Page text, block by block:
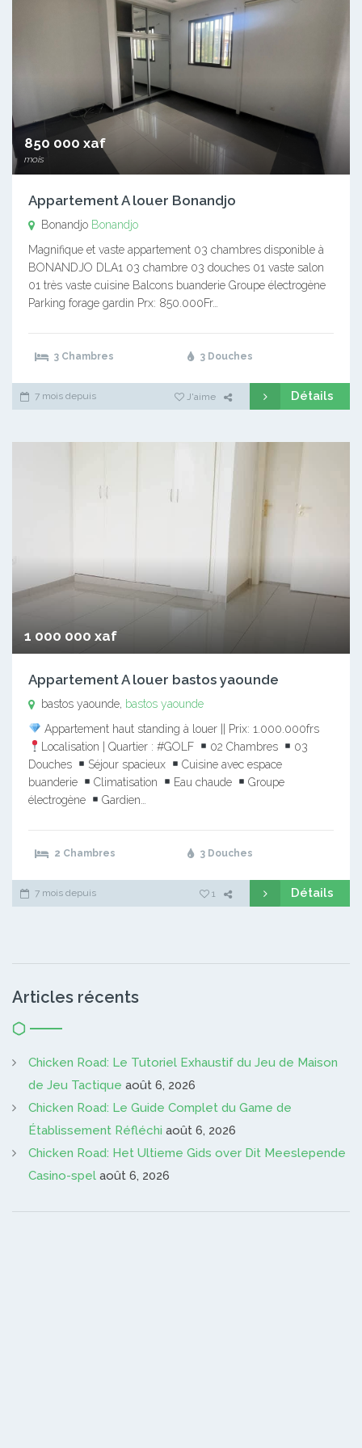
850 000 xaf
mois
Appartement A louer Bonandjo
Bonandjo Bonandjo
Magnifique et vaste appartement 03 chambres disponible à
BONANDJO DLA1 03 chambre 03 douches 01 vaste salon
01 très vaste cuisine Balcons buanderie Groupe électrogène
Parking forage gardin Prx: 850.000Fr…
3 Chambres 3 Douches
7 mois depuis J'aime Détails
1 000 000 xaf
Appartement A louer bastos yaounde
bastos yaounde, bastos yaounde
Appartement haut standing à louer || Prix: 1.000.000frs
Localisation | Quartier : #GOLF
02 Chambres
03
Douches
Séjour spacieux
Cuisine avec espace
buanderie
Climatisation Eau chaude
Groupe
électrogène
Gardien…
2 Chambres 3 Douches
7 mois depuis 1 Détails
Articles récents
Chicken Road: Le Tutoriel Exhaustif du Jeu de Maison
de Jeu Tactique août 6, 2026
Chicken Road: Le Guide Complet du Game de
Établissement Réfléchi août 6, 2026
Chicken Road: Het Ultieme Gids over Dit Meeslepende
Casino-spel août 6, 2026